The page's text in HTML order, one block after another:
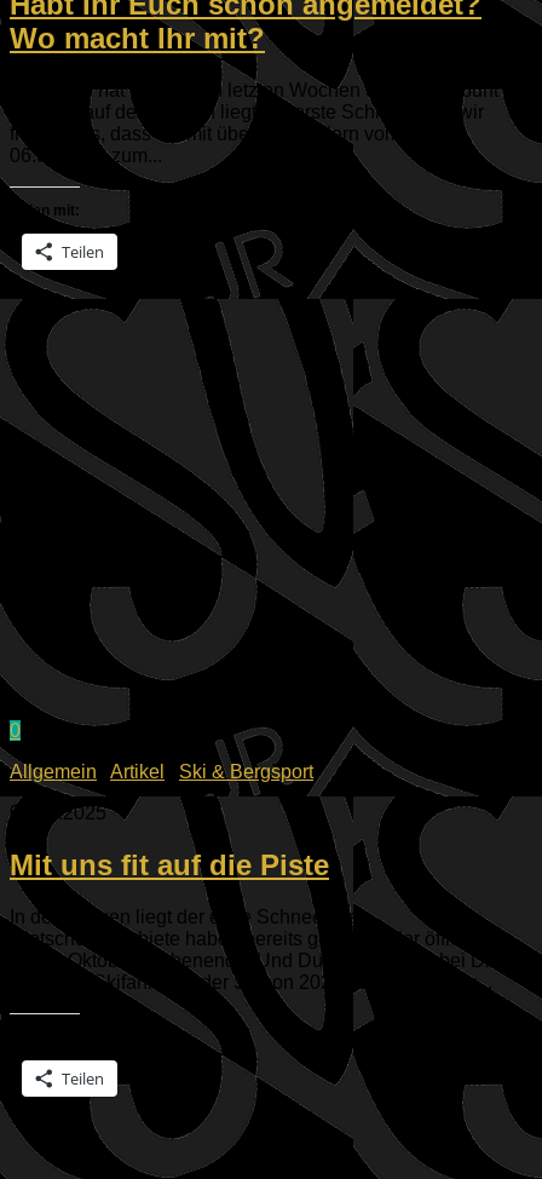
Wo macht Ihr mit?
Das Laub hat sich in den letzten Wochen und Tagen bunt
verfärbt, auf den Bergen liegt der erste Schnee. Und wir
freuen uns, dass wir mit über 90 ESVlern vom 02. bis
06.01.2026 zum...
Teilen mit:
Teilen
0
Allgemein
Artikel
Ski & Bergsport
02.10.2025
Mit uns fit auf die Piste
In den Bergen liegt der erste Schnee, die
Gletscherskigebiete haben bereits geöffnet oder öffnen am
ersten Oktoberwochenende. Und Du? Wann steht bei Dir das
erste Mal Skifahren in der Saison 2025/2026 an? Ist es...
Teilen